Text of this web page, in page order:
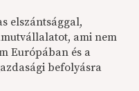
elszántsággal,
ami nem
Európában és a
befolyásra